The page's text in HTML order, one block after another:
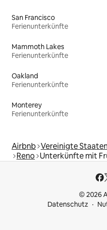
San Francisco
Ferienunterkünfte
Mammoth Lakes
Ferienunterkünfte
Oakland
Ferienunterkünfte
Monterey
Ferienunterkünfte
Airbnb Vereinigte
Reno Unterkünfte mit
© 2026
Datenschutz